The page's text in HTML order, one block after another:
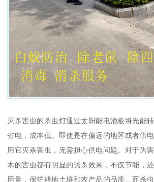
灭杀害虫的杀虫灯通过太阳能电池板将光能
省电，成本低。即使是在偏远的地区或者供
用它灭杀害虫，无需担心供电问题。对于为
木的害虫都有明显的诱杀效果，不仅节能，
用量，保护耕地土壤和农产品的品质。而杀